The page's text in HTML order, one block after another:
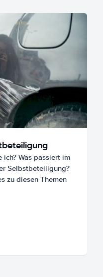
ich? Was passiert im
Selbstbeteiligung?
zu diesen Themen